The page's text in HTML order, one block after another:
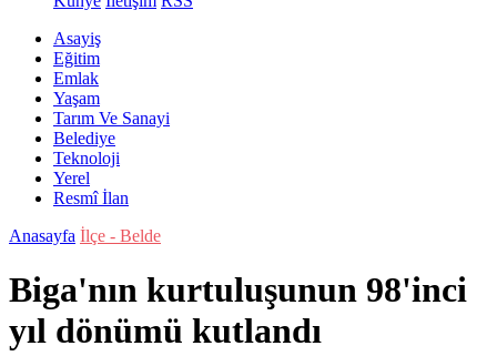
Asayiş
Eğitim
Emlak
Yaşam
Tarım Ve Sanayi
Belediye
Teknoloji
Yerel
Resmî İlan
Anasayfa İlçe - Belde
Biga'nın kurtuluşunun 98'inci
yıl dönümü kutlandı